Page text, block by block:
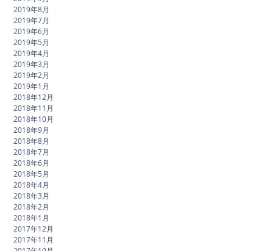
2019年8月
2019年7月
2019年6月
2019年5月
2019年4月
2019年3月
2019年2月
2019年1月
2018年12月
2018年11月
2018年10月
2018年9月
2018年8月
2018年7月
2018年6月
2018年5月
2018年4月
2018年3月
2018年2月
2018年1月
2017年12月
2017年11月